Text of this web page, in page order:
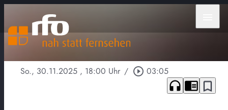
So., 30.11.2025 , 18:00 Uhr / play_circle_outline 03:05
headphones chrome_reader_mode bookmark_border